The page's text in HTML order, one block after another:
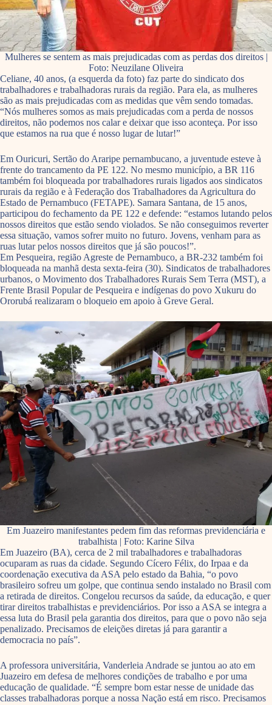
Mulheres se sentem as mais prejudicadas com as perdas dos direitos |
Foto: Neuzilane Oliveira
Celiane, 40 anos, (a esquerda da foto) faz parte do sindicato dos
trabalhadores e trabalhadoras rurais da região. Para ela, as mulheres
são as mais prejudicadas com as medidas que vêm sendo tomadas.
“Nós mulheres somos as mais prejudicadas com a perda de nossos
direitos, não podemos nos calar e deixar que isso aconteça. Por isso
que estamos na rua que é nosso lugar de lutar!”
Em Ouricuri, Sertão do Araripe pernambucano, a juventude esteve à
frente do trancamento da PE 122. No mesmo município, a BR 116
também foi bloqueada por trabalhadores rurais ligados aos sindicatos
rurais da região e à Federação dos Trabalhadores da Agricultura do
Estado de Pernambuco (FETAPE). Samara Santana, de 15 anos,
participou do fechamento da PE 122 e defende: “estamos lutando pelos
nossos direitos que estão sendo violados. Se não conseguimos reverter
essa situação, vamos sofrer muito no futuro. Jovens, venham para as
ruas lutar pelos nossos direitos que já são poucos!”.
Em Pesqueira, região Agreste de Pernambuco, a BR-232 também foi
bloqueada na manhã desta sexta-feira (30). Sindicatos de trabalhadores
urbanos, o Movimento dos Trabalhadores Rurais Sem Terra (MST), a
Frente Brasil Popular de Pesqueira e indígenas do povo Xukuru do
Ororubá realizaram o bloqueio em apoio à Greve Geral.
Em Juazeiro manifestantes pedem fim das reformas previdenciária e
trabalhista | Foto: Karine Silva
Em Juazeiro (BA), cerca de 2 mil trabalhadores e trabalhadoras
ocuparam as ruas da cidade. Segundo Cícero Félix, do Irpaa e da
coordenação executiva da ASA pelo estado da Bahia, “o povo
brasileiro sofreu um golpe, que continua sendo instalado no Brasil com
a retirada de direitos. Congelou recursos da saúde, da educação, e quer
tirar direitos trabalhistas e previdenciários. Por isso a ASA se integra a
essa luta do Brasil pela garantia dos direitos, para que o povo não seja
penalizado. Precisamos de eleições diretas já para garantir a
democracia no país”.
A professora universitária, Vanderleia Andrade se juntou ao ato em
Juazeiro em defesa de melhores condições de trabalho e por uma
educação de qualidade. “É sempre bom estar nesse de unidade das
classes trabalhadoras porque a nossa Nação está em risco. Precisamos